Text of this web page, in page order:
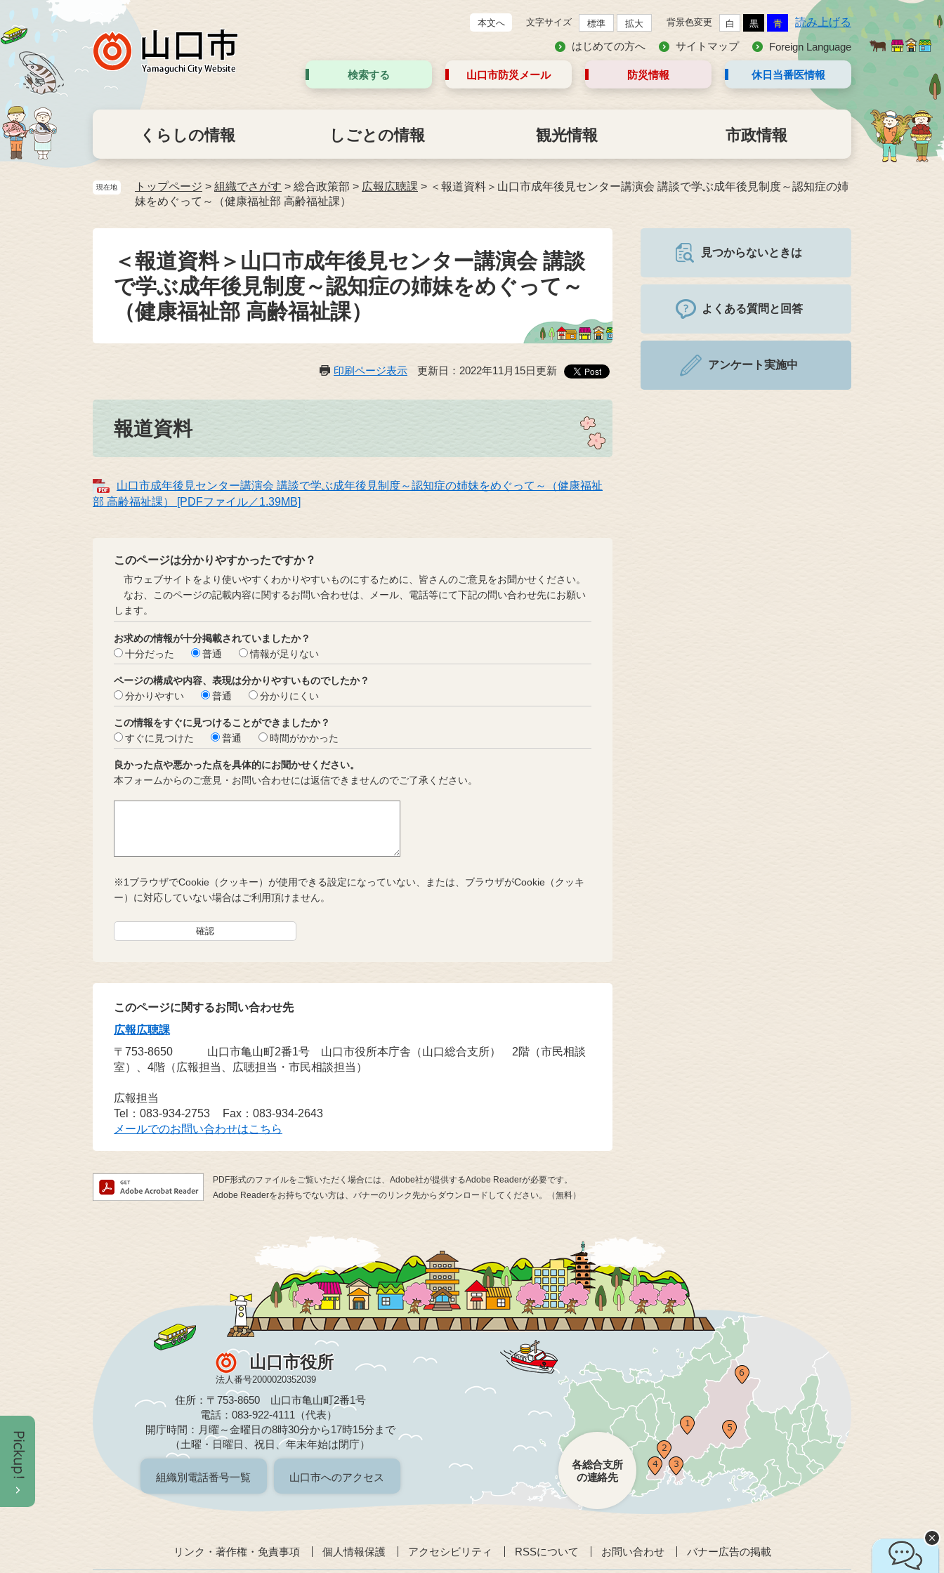
本文へ 文字サイズ 標準 拡大 背景色変更 白 黒 青 読み上げる
はじめての方へ サイトマップ Foreign Language
検索する 山口市防災 メール 防災情報 休日当番医情報
くらしの情報 しごとの情報 観光情報 市政情報
現在地 トップページ > 組織でさがす > 総合政策部 > 広報広聴課 > ＜報道資料＞山口市成年後見センター講演会 講談で学ぶ成年後見制度～認知症の姉
妹をめぐって～（健康福祉部 高齢福祉課）
＜報道資料＞山口市成年後見センター講演会 講談
で学ぶ成年後見制度～認知症の姉妹をめぐって～
（健康福祉部 高齢福祉課）
印刷ページ表示 更新日：2022年11月15日更新
報道資料
山口市成年後見センター講演会 講談で学ぶ成年後見制度～認知症の姉妹をめぐって～（健康福祉
部 高齢福祉課） [PDFファイル／1.39MB]
このページは分かりやすかったですか？
市ウェブサイトをより使いやすくわかりやすいものにするために、皆さんのご意見をお聞かせください。
なお、このページの記載内容に関するお問い合わせは、メール、電話等にて下記の問い合わせ先にお願い
します。
お求めの情報が十分掲載されていましたか？
十分だった
普通 情報が足りない
ページの構成や内容、表現は分かりやすいものでしたか？
分かりやすい
普通 分かりにくい
この情報をすぐに見つけることができましたか？
すぐに見つけた
普通 時間がかかった
良かった点や悪かった点を具体的にお聞かせください。
本フォームからのご意見・お問い合わせには返信できませんのでご了承ください。
※1ブラウザでCookie（クッキー）が使用できる設定になっていない、または、ブラウザがCookie（クッキ
ー）に対応していない場合はご利用頂けません。
このページに関するお問い合わせ先
広報広聴課
〒753-8650
山口市亀山町2番1号 山口市役所本庁舎（山口総合支所） 2階（市民相談
室）、4階（広報担当、広聴担当・市民相談担当）
広報担当
Tel：083-934-2753
Fax：083-934-2643
メールでのお問い合わせはこちら
PDF形式のファイルをご覧いただく場合には、Adobe社が提供するAdobe Readerが必要です。
Adobe Readerをお持ちでない方は、バナーのリンク先からダウンロードしてください。（無料）
見つからないときは
よくある質問と回答
アンケート実施中
山口市役所
法人番号2000020352039
住所：〒753-8650 山口市亀山町2番1号
電話：083-922-4111（代表）
開庁時間：月曜～金曜日の8時30分から17時15分まで
（土曜・日曜日、祝日、年末年始は閉庁）
組織別電話番号一覧 山口市へのアクセス
各総合支所
の連絡先
リンク・著作権・免責事項 個人情報保護 アクセシビリティ RSSについて お問い合わせ バナー広告の掲載